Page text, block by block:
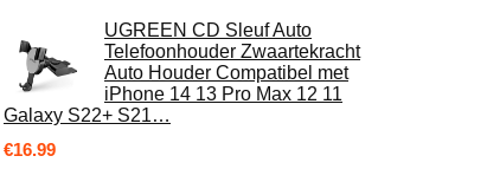
UGREEN CD Sleuf Auto
Telefoonhouder Zwaartekracht
Auto Houder Compatibel met
iPhone 14 13 Pro Max 12 11
Galaxy S22+ S21…
€16.99